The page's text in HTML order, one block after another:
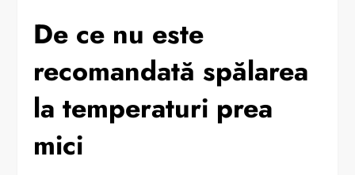
De ce nu este
recomandată spălarea
la temperaturi prea
mici